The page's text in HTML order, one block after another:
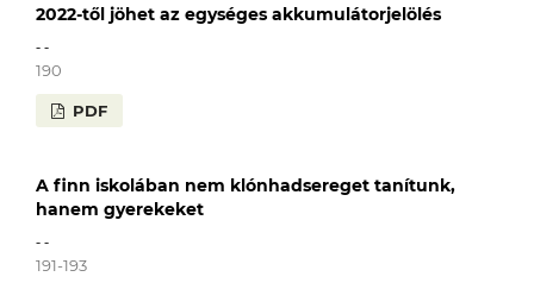
2022-től jöhet az egységes akkumulátorjelölés
- -
190
PDF
A finn iskolában nem klónhadsereget tanítunk,
hanem gyerekeket
- -
191-193